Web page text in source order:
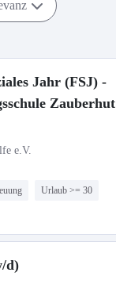
Jahr (FSJ) -
Zauberhut
e.V.
Urlaub >= 30
d)